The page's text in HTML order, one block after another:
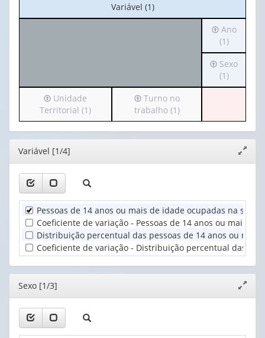
No
cabeçalho:
Variável (1)
Irá
para
o
cabeçalho
(possui
apenas
Ano
(1)
Irá
para
o
apenas
1
Sexo
(1)
Irá
para
o
cabeçalho
(possui
apenas
valor):
Unidade
Territorial
(1)
Unidade
Territorial (1)
Irá
para
o
cabeçalho
Turno
no
trabalho
(1)
Turno no
trabalho (1)
Editor
janela
Variável [1/4]
Pessoas de 14 anos ou mais de idade ocupadas na
Coeficiente de variação - Pessoas de 14 anos ou mais
Distribuição percentual das pessoas de 14 anos ou
Coeficiente de variação - Distribuição percentual das
Editor
janela
Sexo [1/3]